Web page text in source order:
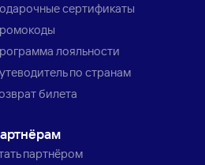
сертификаты
лояльности
по странам
билета
партнёром